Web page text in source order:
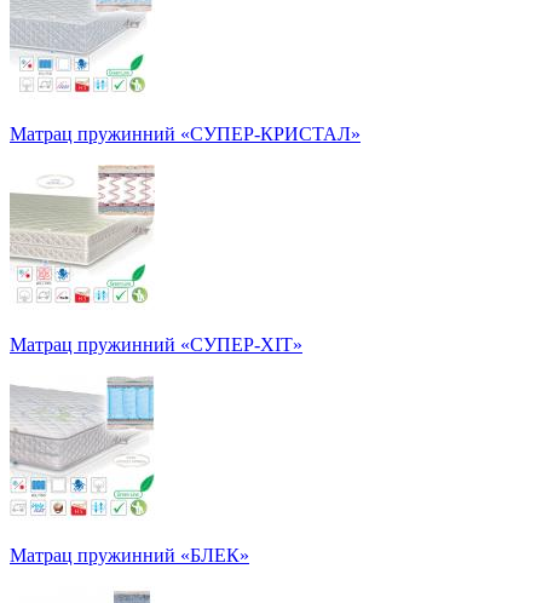
Матрац пружинний «СУПЕР-КРИСТАЛ»
Матрац пружинний «СУПЕР-ХІТ»
Матрац пружинний «БЛЕК»